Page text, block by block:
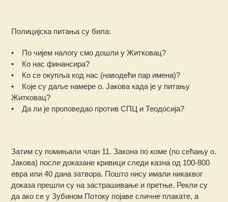
Полицијска питања су била:
• По чијем налогу смо дошли у Житковац?
• Ко нас финансира?
• Ко се окупља код нас (наводећи пар имена)?
• Које су даље намере о. Јакова када је у питању
Житковац?
• Да ли је проповедао против СПЦ и Теодосија?
Затим су помињали члан 11. Закона по коме (по сећању о.
Јакова) после доказане кривици следи казна од 100-800
евра или 40 дана затвора. Пошто нису имали никаквог
доказа прешли су на застрашивање и претње. Рекли су
да ако се у Зубином Потоку појаве сличне плакате, а